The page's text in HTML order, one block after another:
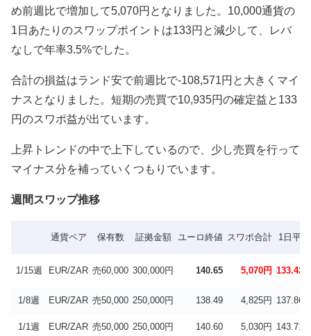
め前週比で増加して5,070円となりました。10,000通貨の
1日あたりのスワップポイントは133円と減少して、レバ
なしで年率3.5%でした。
合計の損益はランド安で前週比で-108,571円と大きくマイ
ナスとなりました。短期の売買で10,935円の確定益と133
円のスワポ益が出ています。
上昇トレンドの中で上下しているので、少し売買を行って
マイナス分を補っていくつもりでいます。
週間スワップ推移
通貨ペア 保有数 証拠金額 ユーロ終値 スワポ合計 1日平均
1/15週 EUR/ZAR 売60,000 300,000円 140.65 5,070円 133.42
1/8週 EUR/ZAR 売50,000 250,000円 138.49 4,825円 137.86
1/1週 EUR/ZAR 売50,000 250,000円 140.60 5,030円 143.71